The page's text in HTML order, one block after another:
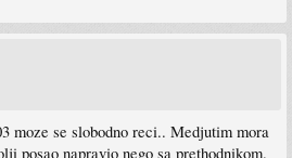
moze se slobodno reci.. Medjutim mora
posao napravio nego sa prethodnikom.